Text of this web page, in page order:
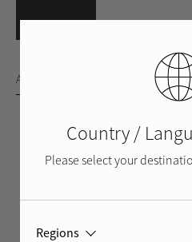
AMPLIFICATORE MULTICHANNEL
Country /
Please select your
Regions